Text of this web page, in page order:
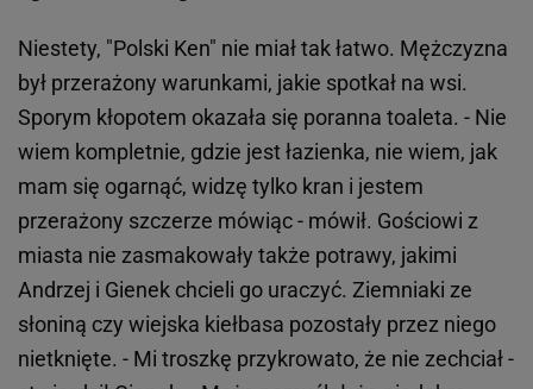
Niestety, "Polski Ken" nie miał tak łatwo. Mężczyzna
był przerażony warunkami, jakie spotkał na wsi.
Sporym kłopotem okazała się poranna toaleta. - Nie
wiem kompletnie, gdzie jest łazienka, nie wiem, jak
mam się ogarnąć, widzę tylko kran i jestem
przerażony szczerze mówiąc - mówił. Gościowi z
miasta nie zasmakowały także potrawy, jakimi
Andrzej i Gienek chcieli go uraczyć. Ziemniaki ze
słoniną czy wiejska kiełbasa pozostały przez niego
nietknięte. - Mi troszkę przykrowato, że nie zechciał -